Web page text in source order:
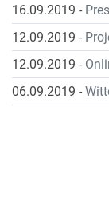
16.09.2019 -
12.09.2019 -
12.09.2019 -
06.09.2019 -